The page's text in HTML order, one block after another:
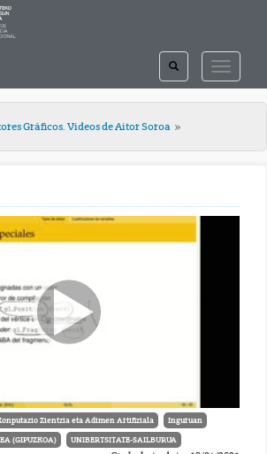
TOGGLE
TOGGLE
SEARCH
Gráficos. Videos de Aitor Soroa
Zientzia eta Adimen Artifiziala Inguruan
(GIPUZKOA) UNIBERTSITATE-SAILBURUA